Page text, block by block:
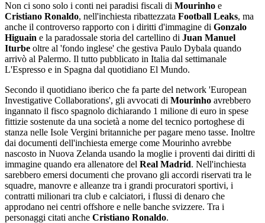
Non ci sono solo i conti nei paradisi fiscali di Mourinho e
Cristiano Ronaldo, nell'inchiesta ribattezzata Football Leaks, ma
anche il controverso rapporto con i diritti d'immagine di Gonzalo
Higuain e la paradossale storia del cartellino di Juan Manuel
Iturbe oltre al 'fondo inglese' che gestiva Paulo Dybala quando
arrivò al Palermo. Il tutto pubblicato in Italia dal settimanale
L'Espresso e in Spagna dal quotidiano El Mundo.
Secondo il quotidiano iberico che fa parte del network 'European
Investigative Collaborations', gli avvocati di Mourinho avrebbero
ingannato il fisco spagnolo dichiarando 1 milione di euro in spese
fittizie sostenute da una società a nome del tecnico portoghese di
stanza nelle Isole Vergini britanniche per pagare meno tasse. Inoltre
dai documenti dell'inchiesta emerge come Mourinho avrebbe
nascosto in Nuova Zelanda usando la moglie i proventi dai diritti di
immagine quando era allenatore del Real Madrid. Nell'inchiesta
sarebbero emersi documenti che provano gli accordi riservati tra le
squadre, manovre e alleanze tra i grandi procuratori sportivi, i
contratti milionari tra club e calciatori, i flussi di denaro che
approdano nei centri offshore e nelle banche svizzere. Tra i
personaggi citati anche Cristiano Ronaldo.